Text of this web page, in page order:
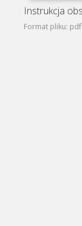
Format pliku: pdf